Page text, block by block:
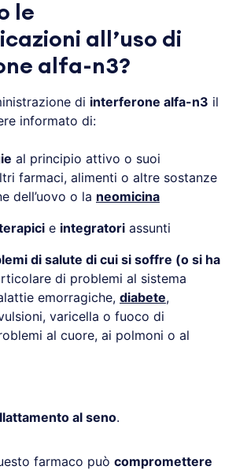
le
all’uso di
alfa-n3?
di interferone alfa-n3 il
informato di:
al principio attivo o suoi
farmaci, alimenti o altre sostanze
dell’uovo o la neomicina
e integratori assunti
di salute di cui si soffre (o si ha
di problemi al sistema
emorragiche, diabete,
varicella o fuoco di
al cuore, ai polmoni o al
al seno.
farmaco può compromettere